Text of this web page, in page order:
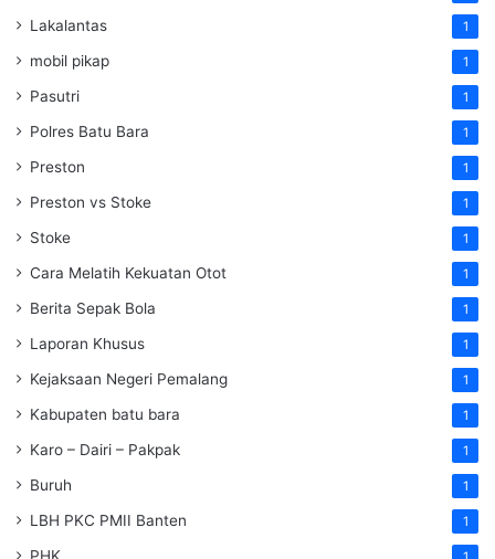
Lakalantas 1
mobil pikap 1
Pasutri 1
Polres Batu Bara 1
Preston 1
Preston vs Stoke 1
Stoke 1
Cara Melatih Kekuatan Otot 1
Berita Sepak Bola 1
Laporan Khusus 1
Kejaksaan Negeri Pemalang 1
Kabupaten batu bara 1
Karo – Dairi – Pakpak 1
Buruh 1
LBH PKC PMII Banten 1